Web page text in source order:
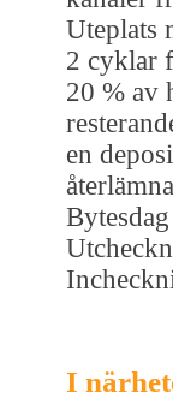
Uteplats
2 cyklar
20 % av
en
I